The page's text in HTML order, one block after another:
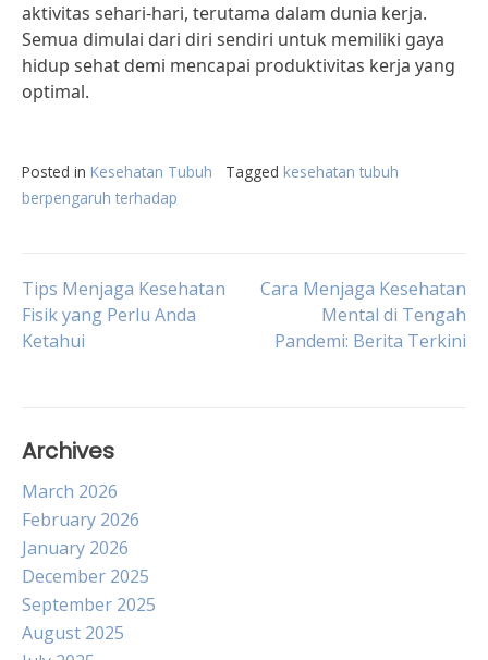
aktivitas sehari-hari, terutama dalam dunia kerja.
Semua dimulai dari diri sendiri untuk memiliki gaya
hidup sehat demi mencapai produktivitas kerja yang
optimal.
Posted in Kesehatan Tubuh Tagged kesehatan tubuh
berpengaruh terhadap
Post
navigation
Tips Menjaga Kesehatan
Fisik yang Perlu Anda
Ketahui
Cara Menjaga Kesehatan
Mental di Tengah
Pandemi: Berita Terkini
Archives
March 2026
February 2026
January 2026
December 2025
September 2025
August 2025